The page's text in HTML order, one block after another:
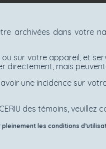
archivées dans votre
sur votre appareil, et
directement, mais
une incidence sur
des témoins, veuillez
les conditions